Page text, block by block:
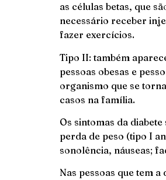
as células betas, que
necessário receber
fazer exercícios.
Tipo II: também
pessoas obesas e
organismo que se
casos na família.
Os sintomas da
perda de peso (tipo I
sonolência, náuseas;
Nas pessoas que tem